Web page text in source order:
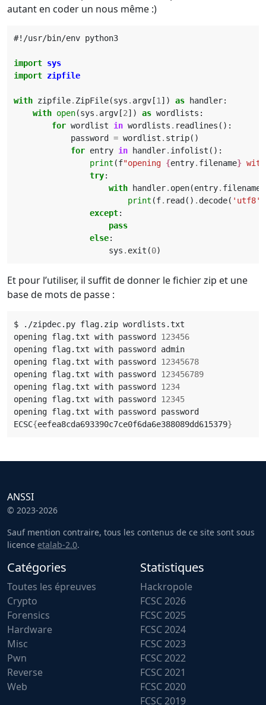
autant en coder un nous même :)
#!/usr/bin/env python3
import sys
import zipfile
with zipfile. ZipFile(sys . argv [1]) as handler:
with open(sys . argv [2]) as wordlists :
for wordlist in wordlists . readlines ():
password
= wordlist . strip()
for entry in handler. infolist ():
print (f"opening {entry. filename}
try:
with
handler. open(entry. filename
print (f. read () . decode( 'utf8'
except:
pass
else:
sys . exit (0)
Et pour l’utiliser, il suffit de donner le fichier zip et une
base de mots de passe :
opening flag.txt with password 123456
opening flag.txt with password 12345678
opening flag.txt with password 123456789
opening flag.txt with password 1234
opening flag.txt with password 12345
ECSC{eefea8cda693390c7ce0f6da6e388089dd615379}
ANSSI
© 2023-2026
Sauf mention contraire, tous les contenus de ce site sont sous
licence etalab-2.0.
Catégories
Toutes les épreuves
Crypto
Forensics
Hardware
Misc
Pwn
Reverse
Web
Statistiques
Hackropole
FCSC 2026
FCSC 2025
FCSC 2024
FCSC 2023
FCSC 2022
FCSC 2021
FCSC 2020
FCSC 2019